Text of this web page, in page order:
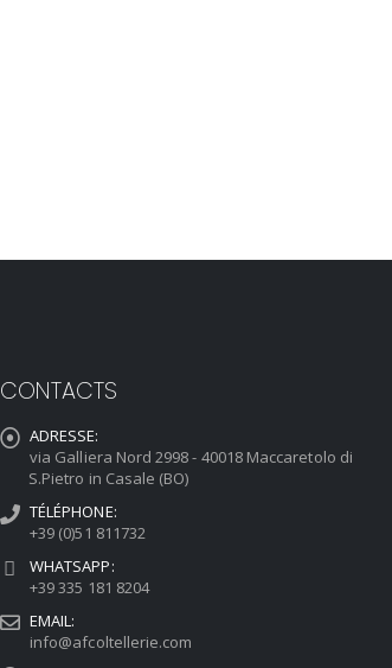
CONTACTS
ADRESSE:
via Galliera Nord 2998 - 40018 Maccaretolo di
S.Pietro in Casale (BO)
TÉLÉPHONE:
+39 (0)51 811732
WHATSAPP:
+39 335 181 8204
EMAIL:
info@afcoltellerie.com